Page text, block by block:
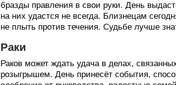
бразды правления в свои руки. День
на них удастся не всегда. Близнецам
не плыть против течения. Судьбе лучше
Раки
Раков может ждать удача в делах,
розыгрышем. День принесёт события,